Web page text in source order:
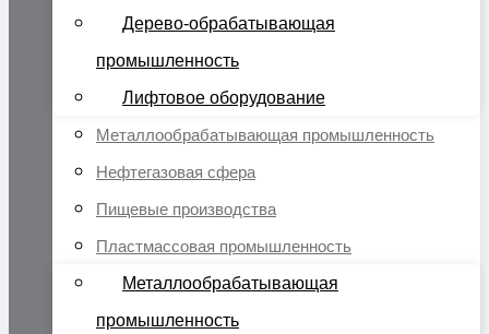
Дерево-обрабатывающая
промышленность
Лифтовое оборудование
Металлообрабатывающая промышленность
Нефтегазовая сфера
Пищевые производства
Пластмассовая промышленность
Металлообрабатывающая
промышленность